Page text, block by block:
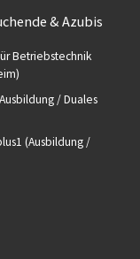
& Azubis
Betriebstechnik
/ Duales
(Ausbildung /